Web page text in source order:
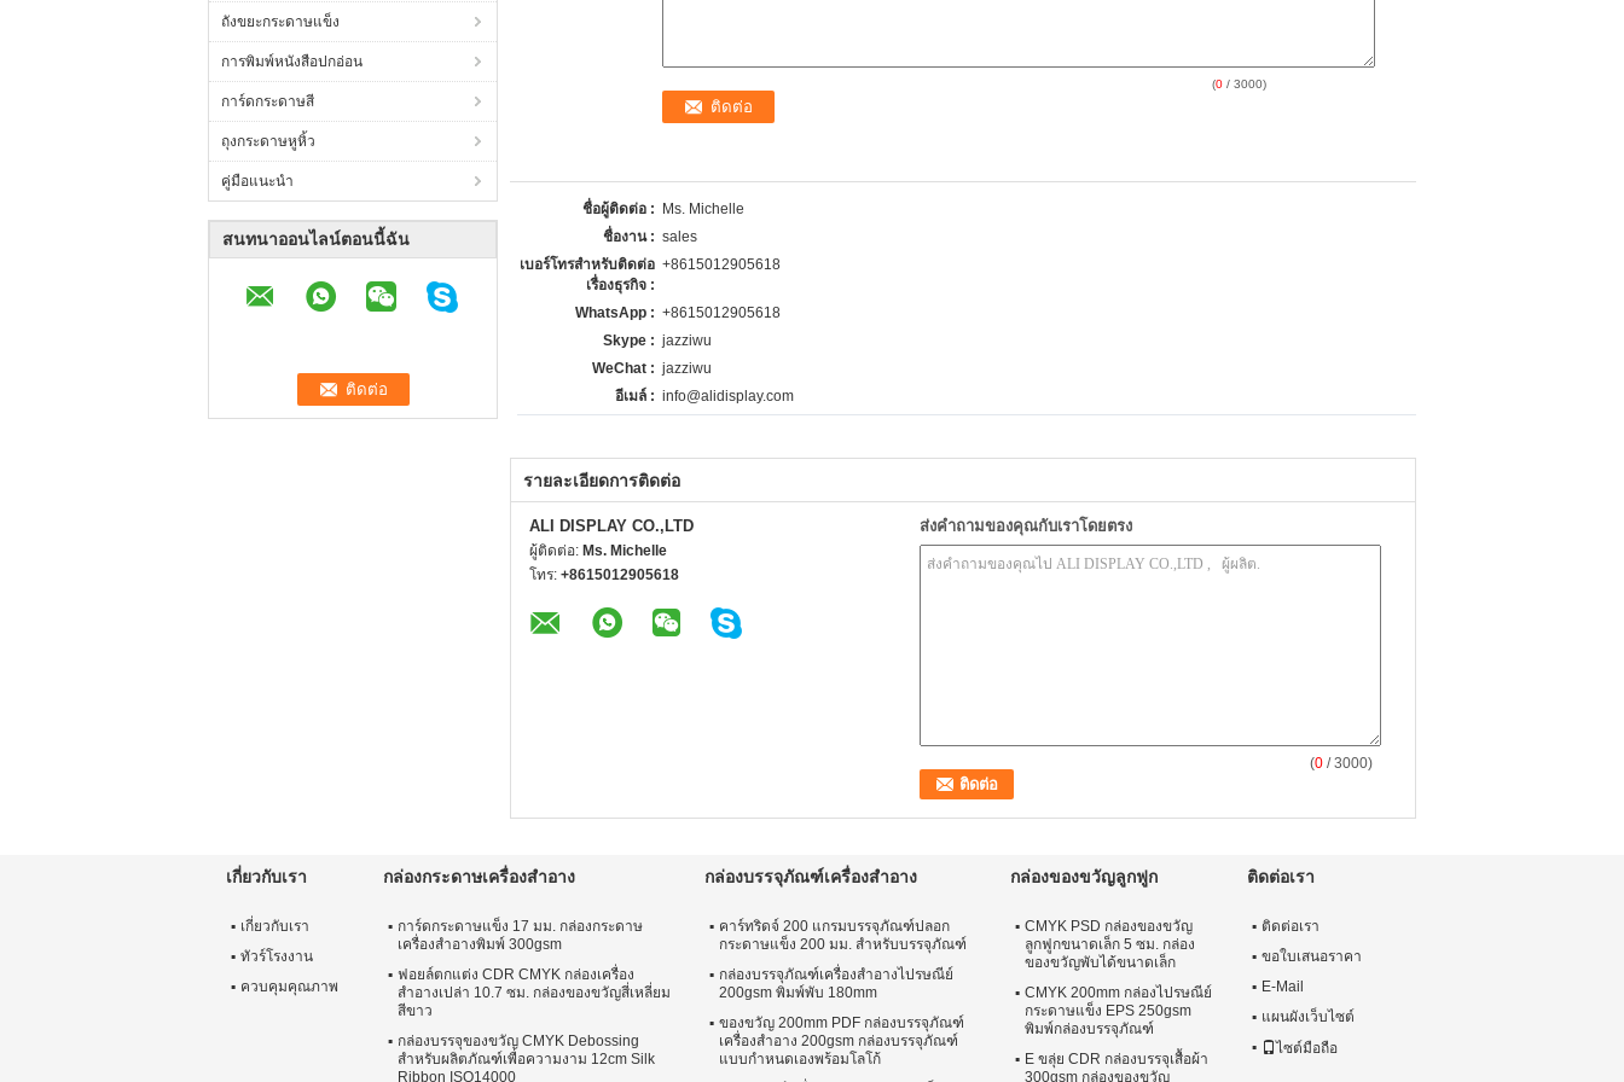
ถังขยะกระดาษแข็ง
การพิมพ์หนังสือปกอ่อน
การ์ดกระดาษสี
ถุงกระดาษหูหิ้ว
คู่มือแนะนำ
สนทนาออนไลน์ตอนนี้ฉัน
(0 / 3000)
ชื่อผู้ติดต่อ :
Ms. Michelle
ชื่องาน : sales
เบอร์โทรสำหรับติดต่อ
เรื่องธุรกิจ :
+8615012905618
WhatsApp : +8615012905618
Skype : jazziwu
WeChat : jazziwu
อีเมล์ : info@alidisplay.com
รายละเอียดการติดต่อ
ALI DISPLAY CO.,LTD
ผู้ติดต่อ: Ms. Michelle
โทร: +8615012905618
ส่งคำถามของคุณกับเราโดยตรง
(0 / 3000)
เกี่ยวกับเรา
เกี่ยวกับเรา
ทัวร์โรงงาน
ควบคุมคุณภาพ
กล่องกระดาษเครื่องสำอาง
การ์ดกระดาษแข็ง 17 มม. กล่องกระดาษ
เครื่องสำอางพิมพ์ 300gsm
ฟอยล์ตกแต่ง CDR CMYK กล่องเครื่อง
สำอางเปล่า 10.7 ซม. กล่องของขวัญสี่เหลี่ยม
สีขาว
กล่องบรรจุของขวัญ CMYK Debossing
สำหรับผลิตภัณฑ์เพื่อความงาม 12cm Silk
Ribbon ISO14000
กล่องบรรจุภัณฑ์เครื่องสำอาง
คาร์ทริดจ์ 200 แกรมบรรจุภัณฑ์ปลอก
กระดาษแข็ง 200 มม. สำหรับบรรจุภัณฑ์
กล่องบรรจุภัณฑ์เครื่องสำอางไปรษณีย์
200gsm พิมพ์พับ 180mm
ของขวัญ 200mm PDF กล่องบรรจุภัณฑ์
เครื่องสำอาง 200gsm กล่องบรรจุภัณฑ์
แบบกำหนดเองพร้อมโลโก้
กล่องของขวัญลูกฟูก
CMYK PSD กล่องของขวัญ
ลูกฟูกขนาดเล็ก 5 ซม. กล่อง
ของขวัญพับได้ขนาดเล็ก
CMYK 200mm กล่องไปรษณีย์
กระดาษแข็ง EPS 250gsm
พิมพ์กล่องบรรจุภัณฑ์
E ขลุ่ย CDR กล่องบรรจุเสื้อผ้า
300gsm กล่องของขวัญ
ติดต่อเรา
ติดต่อเรา
ขอใบเสนอราคา
E-Mail
แผนผังเว็บไซต์
ไซต์มือถือ